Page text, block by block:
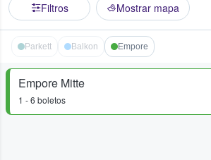
Filtros Mostrar mapa
Parkett Balkon Empore
Empore Mitte
1 - 6 boletos